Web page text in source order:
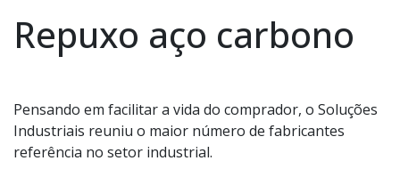
Repuxo aço carbono
Pensando em facilitar a vida do comprador, o Soluções
Industriais reuniu o maior número de fabricantes
referência no setor industrial.